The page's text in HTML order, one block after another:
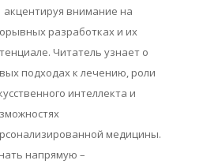
акцентируя внимание на
разработках и их
Читатель узнает о
подходах к лечению, роли
интеллекта и
медицины.
напрямую –